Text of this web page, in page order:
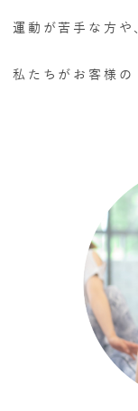
運動が苦手な方や
私たちがお客様